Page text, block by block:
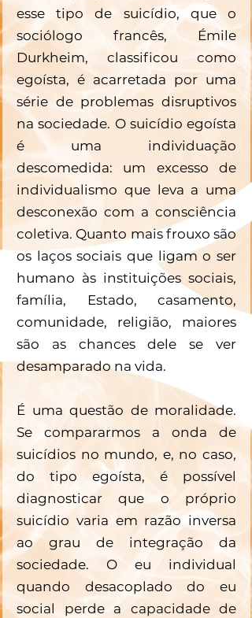
esse tipo de suicídio, que o
sociólogo francês, Émile
Durkheim, classificou como
egoísta, é acarretada por uma
série de problemas disruptivos
na sociedade. O suicídio egoísta
é uma individuação
descomedida: um excesso de
individualismo que leva a uma
desconexão com a consciência
coletiva. Quanto mais frouxo são
os laços sociais que ligam o ser
humano às instituições sociais,
família, Estado, casamento,
comunidade, religião, maiores
são as chances dele se ver
desamparado na vida.
É uma questão de moralidade.
Se compararmos a onda de
suicídios no mundo, e, no caso,
do tipo egoísta, é possível
diagnosticar que o próprio
suicídio varia em razão inversa
ao grau de integração da
sociedade. O eu individual
quando desacoplado do eu
social perde a capacidade de